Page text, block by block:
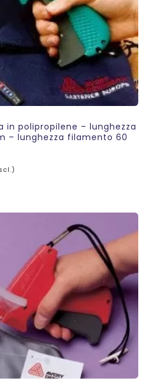
in polipropilene – lunghezza
– lunghezza filamento 60